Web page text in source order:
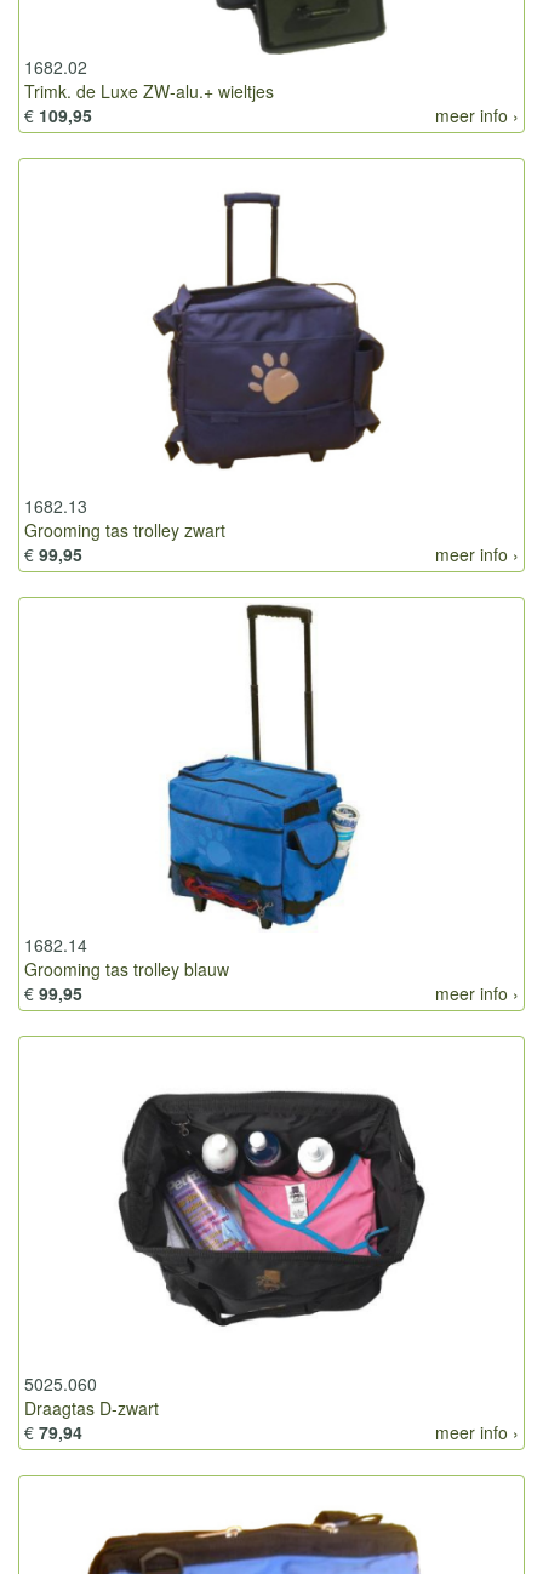
1682.02
Trimk. de Luxe ZW-alu.+ wieltjes
meer info ›
€ 109,95
1682.13
Grooming tas trolley zwart
meer info ›
€ 99,95
1682.14
Grooming tas trolley blauw
meer info ›
€ 99,95
5025.060
Draagtas D-zwart
meer info ›
€ 79,94